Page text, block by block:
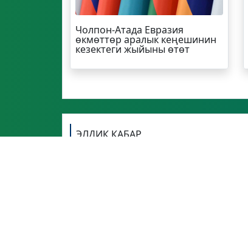
Чолпон-Атада Евразия
өкмөттөр аралык кеңешинин
кезектеги жыйыны өтөт
ЭЛДИК КАБАР